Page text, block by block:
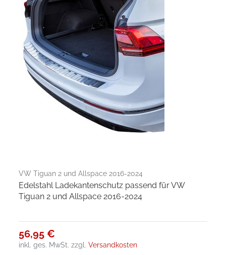
VW Tiguan 2 und Allspace 2016-2024
Edelstahl Ladekantenschutz passend für VW
Tiguan 2 und Allspace 2016-2024
56,95 €
inkl. ges. MwSt. zzgl.Versandkosten